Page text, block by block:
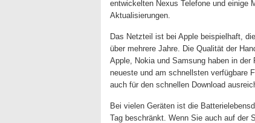
entwickelten Nexus Telefone und einige
Aktualisierungen.
Das Netzteil ist bei Apple beispielhaft,
über mehrere Jahre. Die Qualität der
Apple, Nokia und Samsung haben in
neueste und am schnellsten verfügbare
auch für den schnellen Download
Bei vielen Geräten ist die
Tag beschränkt. Wenn Sie auch auf der